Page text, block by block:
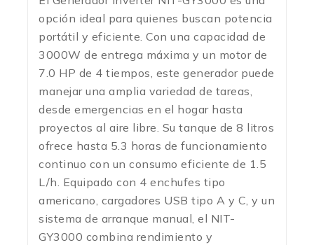
opción ideal para quienes buscan potencia
portátil y eficiente. Con una capacidad de
3000W de entrega máxima y un motor de
7.0 HP de 4 tiempos, este generador puede
manejar una amplia variedad de tareas,
desde emergencias en el hogar hasta
proyectos al aire libre. Su tanque de 8 litros
ofrece hasta 5.3 horas de funcionamiento
continuo con un consumo eficiente de 1.5
L/h. Equipado con 4 enchufes tipo
americano, cargadores USB tipo A y C, y un
sistema de arranque manual, el NIT-
GY3000 combina rendimiento y